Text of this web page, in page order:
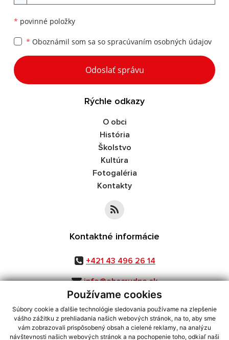
Používame cookies
Súbory cookie a ďalšie technológie sledovania používame na zlepšenie
vášho zážitku z prehliadania našich webových stránok, na to, aby sme
vám zobrazovali prispôsobený obsah a cielené reklamy, na analýzu
návštevnosti našich webových stránok a na pochopenie toho, odkiaľ naši
* povinné položky
* Oboznámil som sa so spracúvaním osobných údajov
Google reCaptcha Response
Odoslať správu
Rýchle odkazy
O obci
História
Školstvo
Kultúra
Fotogaléria
Kontakty
Kontaktné informácie
+421 43 496 26 14
info@obecrudno.sk
využite možnosť získavania aktuálnych informácií s využitím RSS
CMS systém (redakčný) systém ECHELON 2,Mapa stránok,web portál